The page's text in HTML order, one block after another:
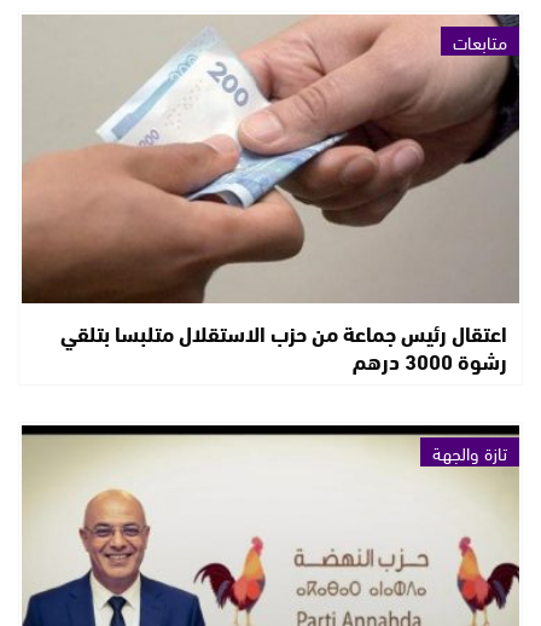
متابعات
اعتقال رئيس جماعة من حزب الاستقلال متلبسا بتلقي
رشوة 3000 درهم
تازة والجهة